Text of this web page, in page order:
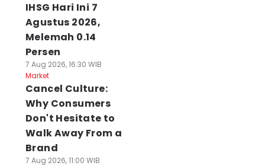
IHSG Hari Ini 7
Agustus 2026,
Melemah 0.14
Persen
7 Aug 2026, 16:30 WIB
Market
Cancel Culture:
Why Consumers
Don't Hesitate to
Walk Away From a
Brand
7 Aug 2026, 11:00 WIB